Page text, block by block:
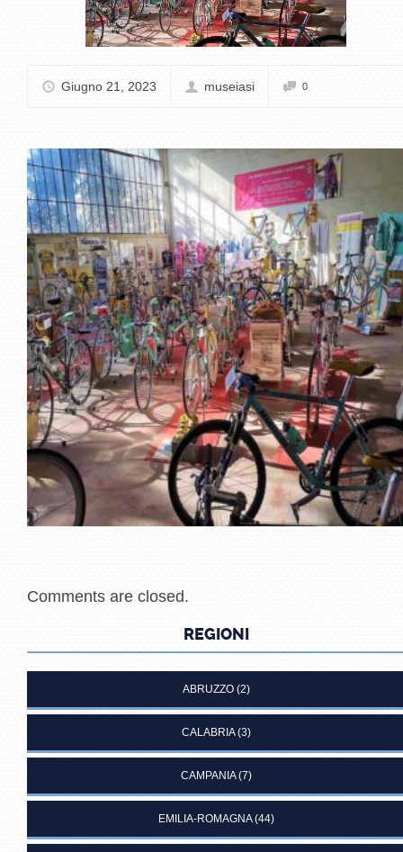
Giugno 21, 2023 museiasi 0
Comments are closed.
REGIONI
ABRUZZO(2)
CALABRIA(3)
CAMPANIA(7)
EMILIA-ROMAGNA(44)